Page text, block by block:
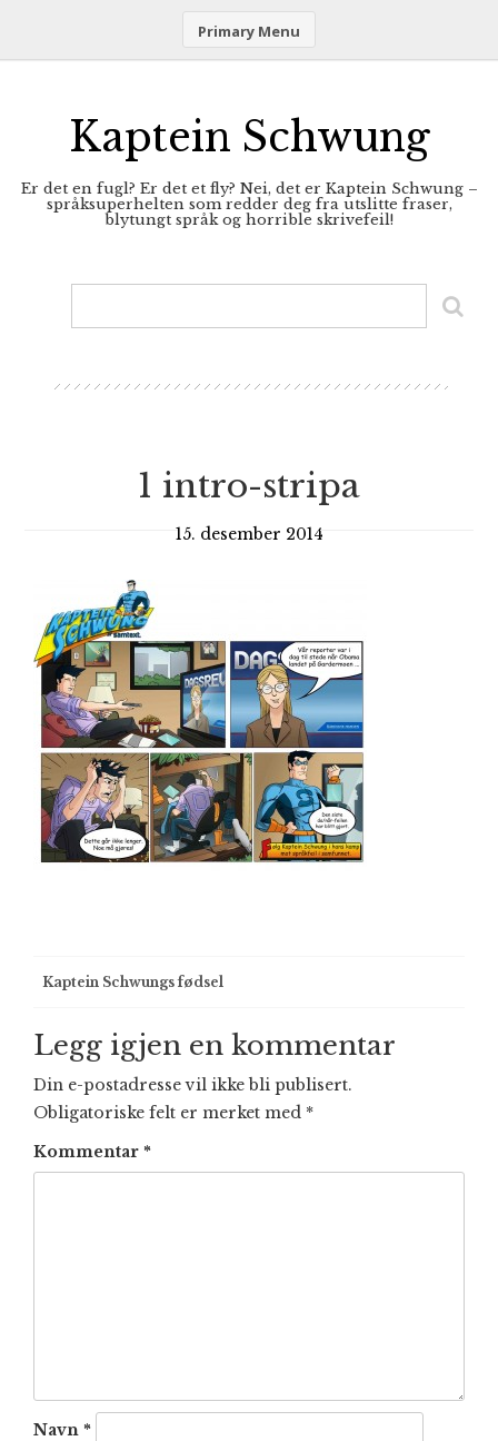
Primary Menu
Kaptein Schwung
Er det en fugl? Er det et fly? Nei, det er Kaptein Schwung –
språksuperhelten som redder deg fra utslitte fraser,
blytungt språk og horrible skrivefeil!
1 intro-stripa
15. desember 2014
Post
navigation
Kaptein Schwungs fødsel
Legg igjen en kommentar
Din e-postadresse vil ikke bli publisert.
Obligatoriske felt er merket med *
Kommentar *
Navn *